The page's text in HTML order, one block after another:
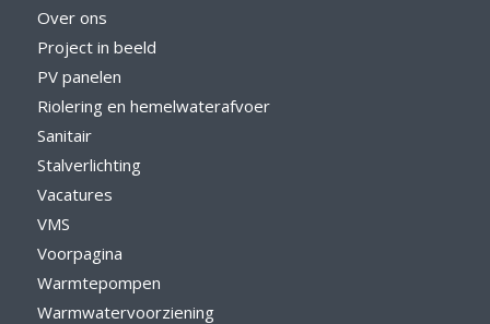
Over ons
Project in beeld
PV panelen
Riolering en hemelwaterafvoer
Sanitair
Stalverlichting
Vacatures
VMS
Voorpagina
Warmtepompen
Warmwatervoorziening